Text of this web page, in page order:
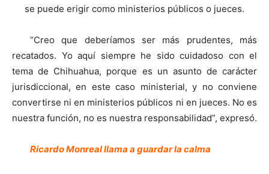
se puede erigir como ministerios públicos o jueces.
“Creo que deberíamos ser más prudentes, más
recatados. Yo aquí siempre he sido cuidadoso con el
tema de Chihuahua, porque es un asunto de carácter
jurisdiccional, en este caso ministerial, y no conviene
convertirse ni en ministerios públicos ni en jueces. No es
nuestra función, no es nuestra responsabilidad”, expresó.
Ricardo Monreal llama a guardar la calma